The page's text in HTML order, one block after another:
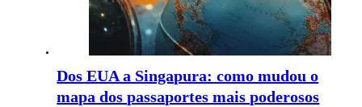
Dos EUA a Singapura: como mudou o
mapa dos passaportes mais poderosos